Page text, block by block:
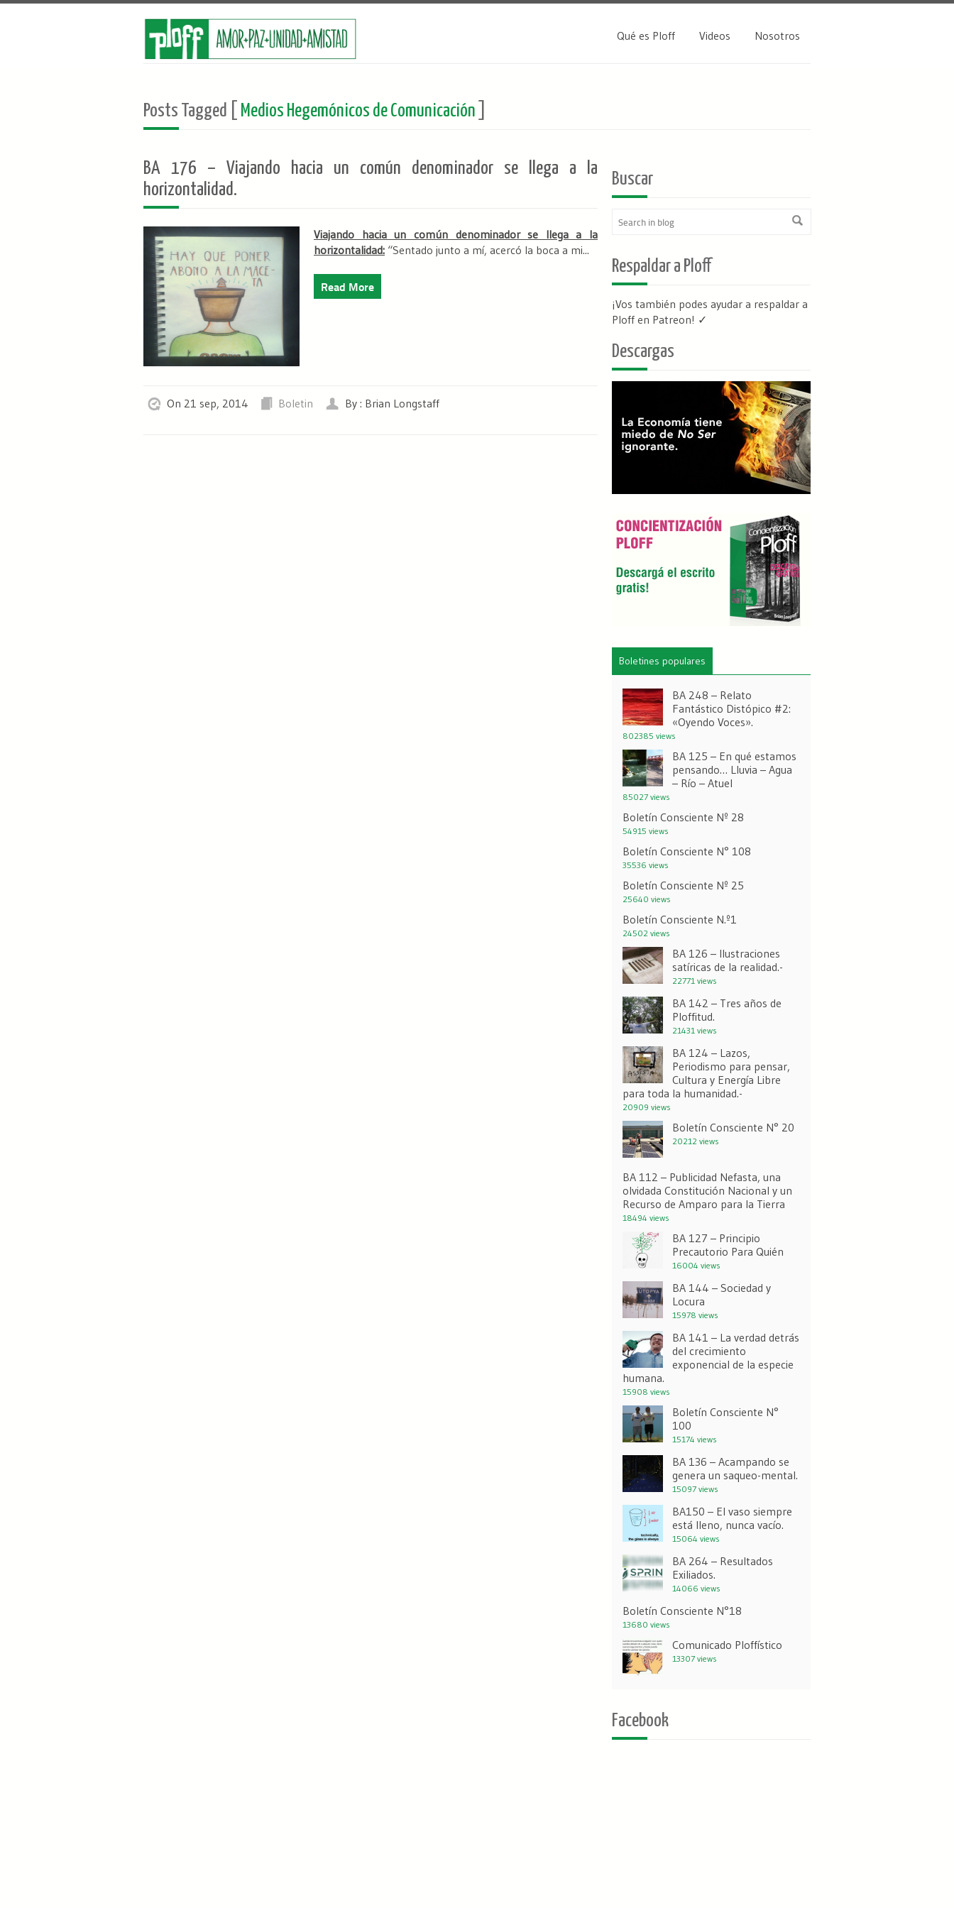
Qué es Ploff Videos Nosotros
Posts Tagged [ Medios Hegemónicos de Comunicación
BA 176 – Viajando hacia un común denominador se llega a la
horizontalidad.
Viajando hacia un común denominador se llega a la
horizontalidad: “Sentado junto a mí, acercó la boca a mi...
Read More
On 21 sep, 2014 Boletin By : Brian Longstaff
Buscar
Respaldar a Ploff
¡Vos también podes ayudar a respaldar a
Ploff en Patreon! ✓
Descargas
Boletines populares
BA 248 – Relato
Fantástico Distópico #2:
«Oyendo Voces».
802385 views
BA 125 – En qué estamos
pensando… Lluvia – Agua
– Río – Atuel
85027 views
Boletín Consciente Nº 28
54915 views
Boletín Consciente N° 108
35536 views
Boletín Consciente Nº 25
25640 views
Boletín Consciente N.º1
24502 views
BA 126 – Ilustraciones
satíricas de la realidad.-
22771 views
BA 142 – Tres años de
Ploffitud.
21431 views
BA 124 – Lazos,
Periodismo para pensar,
Cultura y Energía Libre
para toda la humanidad.-
20909 views
Boletín Consciente N° 20
20212 views
BA 112 – Publicidad Nefasta, una
olvidada Constitución Nacional y un
Recurso de Amparo para la Tierra
18494 views
BA 127 – Principio
Precautorio Para Quién
16004 views
BA 144 – Sociedad y
Locura
15978 views
BA 141 – La verdad detrás
del crecimiento
exponencial de la especie
humana.
15908 views
Boletín Consciente N°
100
15174 views
BA 136 – Acampando se
genera un saqueo-mental.
15097 views
BA150 – El vaso siempre
está lleno, nunca vacío.
15064 views
BA 264 – Resultados
Exiliados.
14066 views
Boletín Consciente N°18
13680 views
Comunicado Ploffístico
13307 views
Facebook